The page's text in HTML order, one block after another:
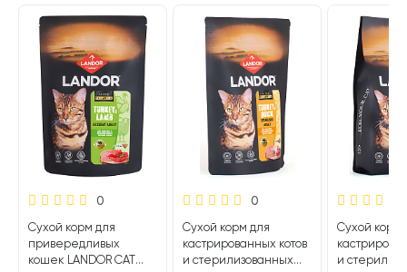
0
Сухой корм для
привередливых
кошек LANDOR CAT
0
Сухой корм для
кастрированных котов
и стерилизованных
Сухой корм
и